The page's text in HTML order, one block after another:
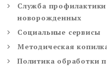
Служба профилактики
новорожденных
Социальные сервисы
Методическая
Политика обработки